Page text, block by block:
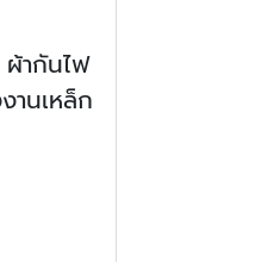
ผ้ากันไฟ
านเหล็ก